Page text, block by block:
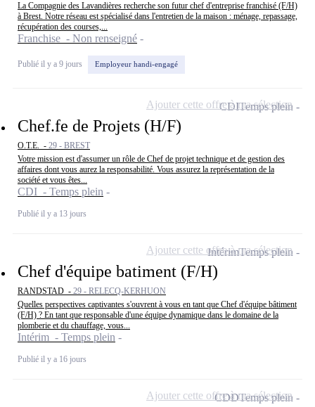
La Compagnie des Lavandières recherche son futur chef d'entreprise franchisé (F/H)
à Brest. Notre réseau est spécialisé dans l'entretien de la maison : ménage, repassage,
récupération des courses,...
Franchise - Non renseigné
Publié il y a 9 jours Employeur handi-engagé
Chef.fe de Projets (H/F)
O.T.E. - 29 - BREST
Votre mission est d'assumer un rôle de Chef de projet technique et de gestion des
affaires dont vous aurez la responsabilité. Vous assurez la représentation de la
société et vous êtes...
CDI - Temps plein
Publié il y a 13 jours
CDITemps plein
Ajouter cette offre à ma sélection
Chef d'équipe batiment (F/H)
RANDSTAD - 29 - RELECQ-KERHUON
Quelles perspectives captivantes s'ouvrent à vous en tant que Chef d'équipe bâtiment
(F/H) ? En tant que responsable d'une équipe dynamique dans le domaine de la
plomberie et du chauffage, vous...
Intérim - Temps plein
Publié il y a 16 jours
IntérimTemps plein
Ajouter cette offre à ma sélection
CDDTemps plein
Ajouter cette offre à ma sélection